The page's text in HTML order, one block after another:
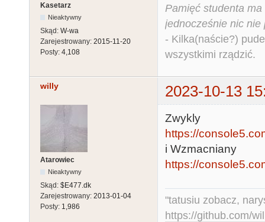
Kasetarz
Nieaktywny
Skąd: W-wa
Zarejestrowany: 2015-11-20
Posty: 4,108
Pamięć studenta
jednocześnie nic nie
- Kilka(naście?)
wszystkimi rządzić.
willy 2023-10-13
Atarowiec
Nieaktywny
Skąd: $E477.dk
Zarejestrowany: 2013-01-04
Posty: 1,986
Zwykly
https://
i Wzmacniany
https://
"tatusiu zobacz,
https://github.com/